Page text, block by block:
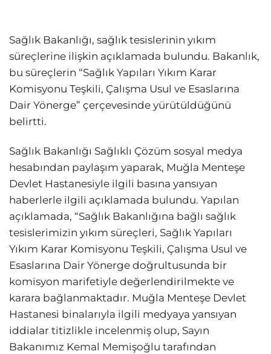
Sağlık Bakanlığı, sağlık tesislerinin yıkım
süreçlerine ilişkin açıklamada bulundu. Bakanlık,
bu süreçlerin “Sağlık Yapıları Yıkım Karar
Komisyonu Teşkili, Çalışma Usul ve Esaslarına
Dair Yönerge” çerçevesinde yürütüldüğünü
belirtti.
Sağlık Bakanlığı Sağlıklı Çözüm sosyal medya
hesabından paylaşım yaparak, Muğla Menteşe
Devlet Hastanesiyle ilgili basına yansıyan
haberlerle ilgili açıklamada bulundu. Yapılan
açıklamada, “Sağlık Bakanlığına bağlı sağlık
tesislerimizin yıkım süreçleri, Sağlık Yapıları
Yıkım Karar Komisyonu Teşkili, Çalışma Usul ve
Esaslarına Dair Yönerge doğrultusunda bir
komisyon marifetiyle değerlendirilmekte ve
karara bağlanmaktadır. Muğla Menteşe Devlet
Hastanesi binalarıyla ilgili medyaya yansıyan
iddialar titizlikle incelenmiş olup, Sayın
Bakanımız Kemal Memişoğlu tarafından